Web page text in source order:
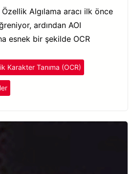
Özellik Algılama aracı ilk önce
ardından AOI
esnek bir şekilde OCR
Karakter Tanıma (OCR)